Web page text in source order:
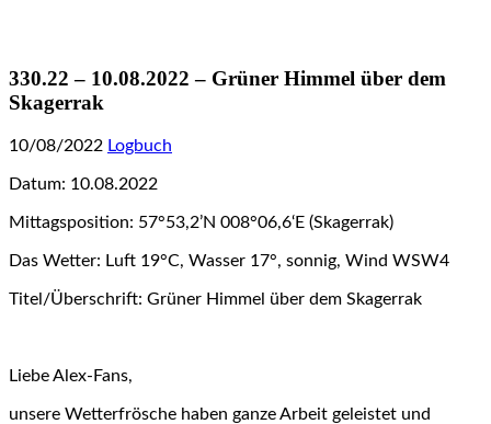
330.22 – 10.08.2022 – Grüner Himmel über dem
Skagerrak
10/08/2022 Logbuch
Datum: 10.08.2022
Mittagsposition: 57°53,2’N 008°06,6‘E (Skagerrak)
Das Wetter: Luft 19°C, Wasser 17°, sonnig, Wind WSW4
Titel/Überschrift: Grüner Himmel über dem Skagerrak
Liebe Alex-Fans,
unsere Wetterfrösche haben ganze Arbeit geleistet und